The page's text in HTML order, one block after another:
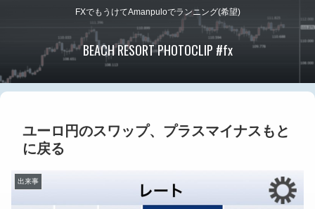
FXでもうけてAmanpuloでランニング(希望)
BEACH RESORT PHOTOCLIP #fx
ユーロ円のスワップ、プラスマイナスもと
に戻る
出来事